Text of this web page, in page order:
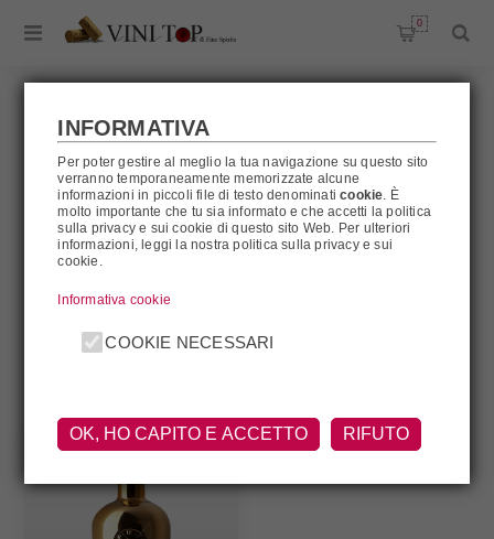
0
GOLD GIN
INFORMATIVA
Per poter gestire al meglio la tua navigazione su questo sito
verranno temporaneamente memorizzate alcune
informazioni in piccoli file di testo denominaticookie. È
molto importante che tu sia informato e che accetti la politica
sulla privacy e sui cookie di questo sito Web. Per ulteriori
informazioni, leggi la nostra politica sulla privacy e sui
cookie.
Informativa cookie
COOKIE NECESSARI
OK, HO CAPITO E ACCETTO RIFUTO